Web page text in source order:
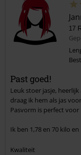
Commentaar versturen
17
Past goed!
Leuk stoer jasje,
draag ik hem als jas
Pasvorm is perfect
Ik ben 1,78 en 70 kilo
Kwaliteit